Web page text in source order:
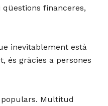
financeres,
inevitablement està
és gràcies a persones
populars. Multitud